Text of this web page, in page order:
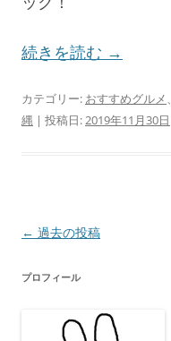
続きを読む →
カテゴリー: おすすめグルメ、
縄 | 投稿日:2019年11月30日
投
ナ
← 過去の投稿
プロフィール